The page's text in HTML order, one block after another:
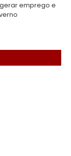
emprego e